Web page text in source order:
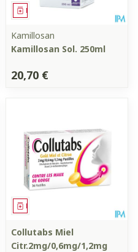
Médicament
Kamillosan
Kamillosan Sol. 250ml
20,70 €
Médicament
Collutabs Miel
Citr.2mg/0,6mg/1,2mg